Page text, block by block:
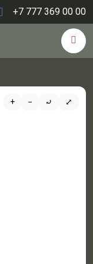
+7 777 369 00 00
+ − ⤾ ⤢